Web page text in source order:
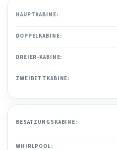
HAUPTKABINE:
DOPPELKABINE:
DREIER-KABINE:
ZWEIBETTKABINE:
BESATZUNGSKABINE:
WHIRLPOOL: